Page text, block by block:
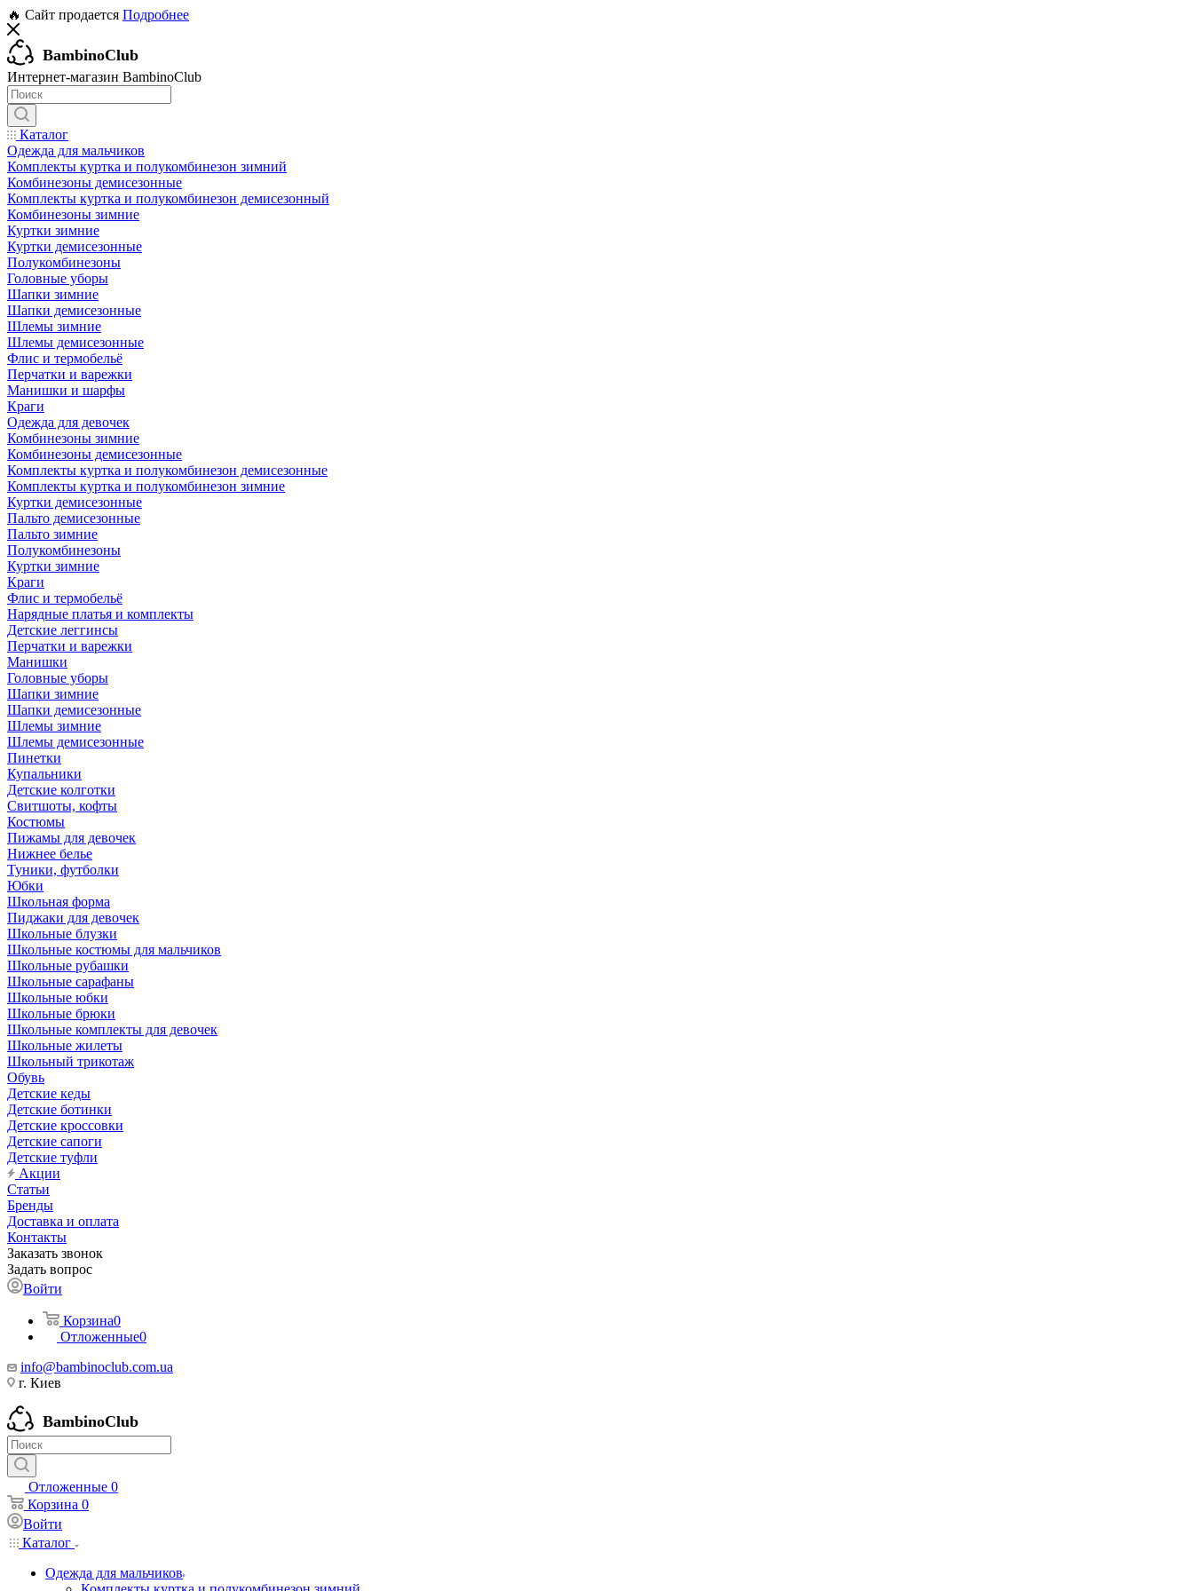
🔥 Сайт продается Подробнее
BambinoClub
Интернет-магазин BambinoClub
Каталог
Одежда для мальчиков
Комплекты куртка и полукомбинезон зимний
Комбинезоны демисезонные
Комплекты куртка и полукомбинезон демисезонный
Комбинезоны зимние
Куртки зимние
Куртки демисезонные
Полукомбинезоны
Головные уборы
Шапки зимние
Шапки демисезонные
Шлемы зимние
Шлемы демисезонные
Флис и термобельё
Перчатки и варежки
Манишки и шарфы
Краги
Одежда для девочек
Комбинезоны зимние
Комбинезоны демисезонные
Комплекты куртка и полукомбинезон демисезонные
Комплекты куртка и полукомбинезон зимние
Куртки демисезонные
Пальто демисезонные
Пальто зимние
Полукомбинезоны
Куртки зимние
Краги
Флис и термобельё
Нарядные платья и комплекты
Детские леггинсы
Перчатки и варежки
Манишки
Головные уборы
Шапки зимние
Шапки демисезонные
Шлемы зимние
Шлемы демисезонные
Пинетки
Купальники
Детские колготки
Свитшоты, кофты
Костюмы
Пижамы для девочек
Нижнее белье
Туники, футболки
Юбки
Школьная форма
Пиджаки для девочек
Школьные блузки
Школьные костюмы для мальчиков
Школьные рубашки
Школьные сарафаны
Школьные юбки
Школьные брюки
Школьные комплекты для девочек
Школьные жилеты
Школьный трикотаж
Обувь
Детские кеды
Детские ботинки
Детские кроссовки
Детские сапоги
Детские туфли
Акции
Статьи
Бренды
Доставка и оплата
Контакты
Заказать звонок
Задать вопрос
Войти
Корзина0
Отложенные0
info@bambinoclub.com.ua
г. Киев
BambinoClub
Отложенные 0
Корзина 0
Войти
Каталог
Одежда для мальчиков